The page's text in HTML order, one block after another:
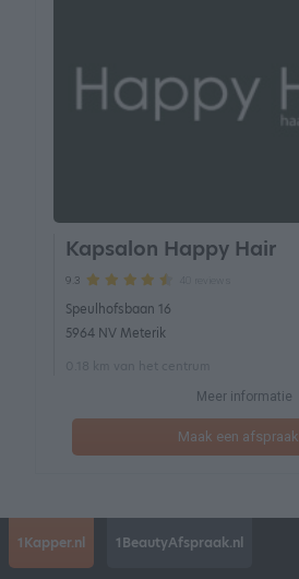
Kapsalon Happy Hair
9.3
Speulhofsbaan 16
5964 NV Meterik
Meer informatie
Maak een afspraak
1Kapper.nl 1BeautyAfspraak.nl